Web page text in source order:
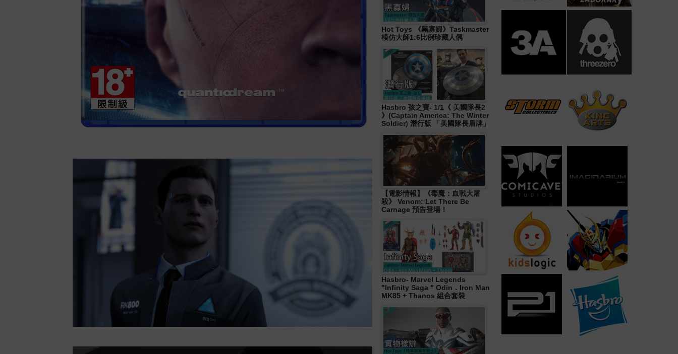
Hot Toys 《黑寡婦》Taskmaster
模仿大師1:6比例珍藏人偶
Hasbro 孩之寶- 1/1《 美國隊長2
》(Captain America: The Winter
Soldier) 潛行版 「美國隊長盾牌」
【電影情報】《毒魔：血戰大屠
殺》 Venom: Let There Be
Carnage 預告登場！
Hasbro- Marvel Legends
"Infinity Saga " Odin．Iron Man
MK85 + Thanos 組合套裝